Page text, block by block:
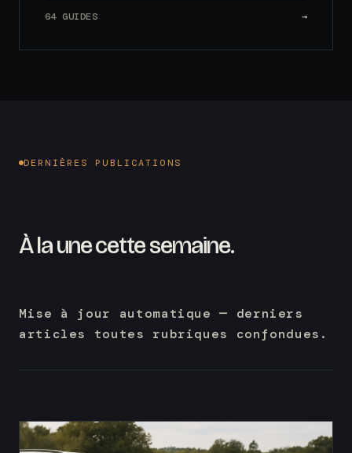
64 GUIDES →
DERNIÈRES PUBLICATIONS
À la une cette semaine.
Mise à jour automatique — derniers
articles toutes rubriques confondues.